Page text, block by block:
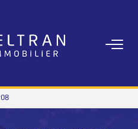
Nous
Équipe